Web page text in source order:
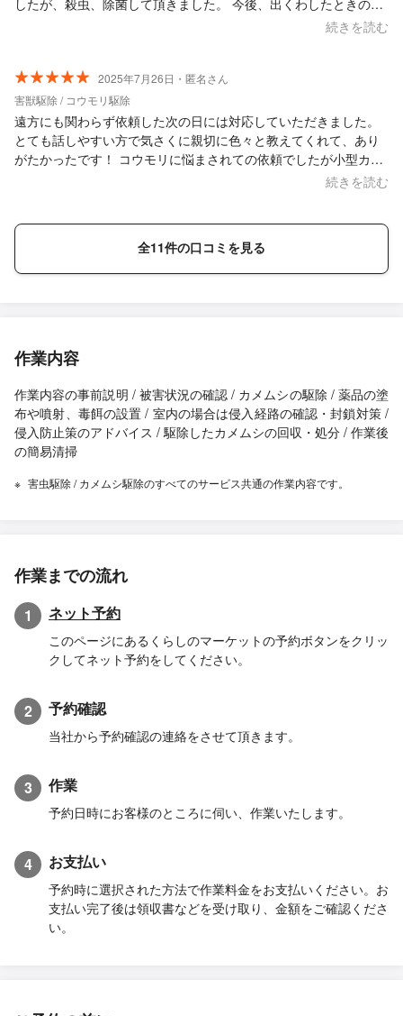
したが、殺虫、除菌して頂きました。 今後、出くわしたときの対
処法などを聞き安心して生活していけそうです。 害虫駆除依頼な
続きを読む
2025年7月26日・匿名さん
害獣駆除 / コウモリ駆除
遠方にも関わらず依頼した次の日には対応していただきました。
とても話しやすい方で気さくに親切に色々と教えてくれて、あり
がたかったです！ コウモリに悩まされての依頼でしたが小型カメ
ラで実際の換気扇の映像まで見せてくれて良かったです。 うちに
ました！ 害獣でお困りの方ぜひおすすめですよ^ ^
続きを読む
全11件の口コミを見る
作業内容
作業内容の事前説明 / 被害状況の確認 / カメムシの駆除 / 薬品の塗
布や噴射、毒餌の設置 / 室内の場合は侵入経路の確認・封鎖対策 /
侵入防止策のアドバイス / 駆除したカメムシの回収・処分 / 作業後
の簡易清掃
害虫駆除 / カメムシ駆除のすべてのサービス共通の作業内容です。
作業までの流れ
1 ネット予約
このページにあるくらしのマーケットの予約ボタンをクリッ
クしてネット予約をしてください。
2 予約確認
当社から予約確認の連絡をさせて頂きます。
3 作業
予約日時にお客様のところに伺い、作業いたします。
4 お支払い
予約時に選択された方法で作業料金をお支払いください。お
支払い完了後は領収書などを受け取り、金額をご確認くださ
い。